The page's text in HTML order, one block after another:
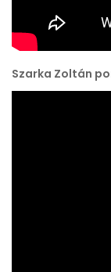
Szarka Zoltán